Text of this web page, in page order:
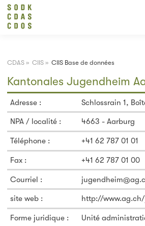
CDAS » CIIS » CIIS Base de données
Kantonales Jugendheim
Adresse : Schlossrain 1,
NPA / localité : 4663 - Aarburg
Téléphone : +41 62 787 01 01
Fax : +41 62 787 01 00
Courriel :
site web : http://
Forme juridique : Unité